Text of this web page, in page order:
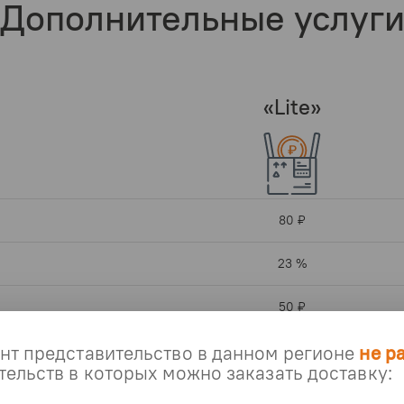
Дополнительные услуги
«Lite»
80 ₽
23 %
50 ₽
бесплатно
представительство в данном регионе не
в которых можно заказать доставку: